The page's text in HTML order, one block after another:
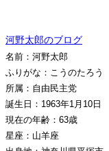
河野太郎のブログ
名前：河野太郎
ふりがな：こうのたろう
所属：自由民主党
誕生日：1963年1月10日
現在の年齢：63歳
星座：山羊座